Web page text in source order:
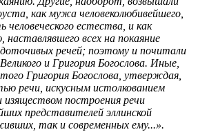
как мужа человеколюбивейшего,
естества, и как
наставлявшего всех на покаяние
речей; поэтому и почитали
и Григория Богослова. Иные,
Григория Богослова, утверждая,
речи, искусным истолкованием
изяществом построения речи
представителей эллинской
так и современных ему...».